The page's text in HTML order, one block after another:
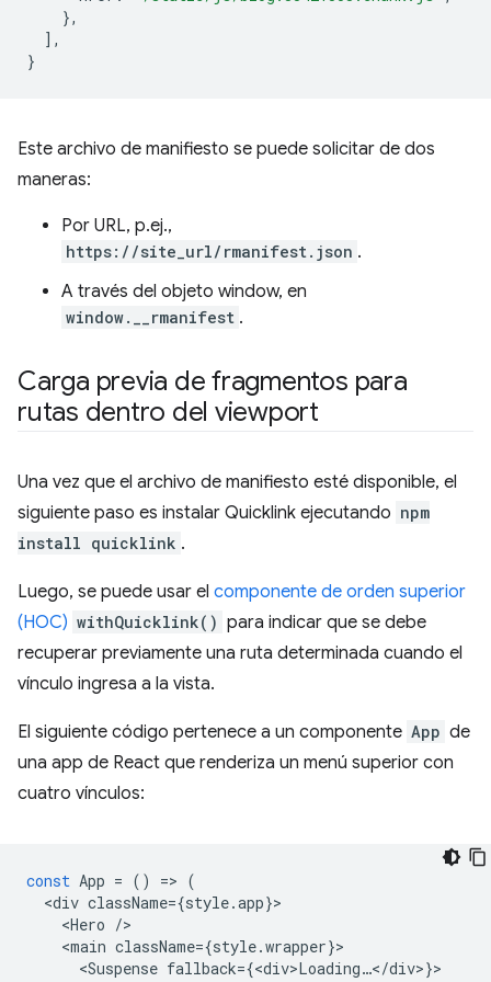
},
],
}
Este archivo de manifiesto se puede solicitar de dos
maneras:
Por URL, p.ej.,
https://site_url/rmanifest.json .
A través del objeto window, en
window.__rmanifest .
Carga previa de fragmentos para
rutas dentro del viewport
Una vez que el archivo de manifiesto esté disponible, el
siguiente paso es instalar Quicklink ejecutando npm
install quicklink .
Luego, se puede usar el componente de orden superior
(HOC) withQuicklink() para indicar que se debe
recuperar previamente una ruta determinada cuando el
vínculo ingresa a la vista.
El siguiente código pertenece a un componente App de
una app de React que renderiza un menú superior con
cuatro vínculos:
const App = () => (
<div className={style.app}
<Hero /
<main className={style.wrapper}
<Suspense fallback={<div>Loading…</div>}